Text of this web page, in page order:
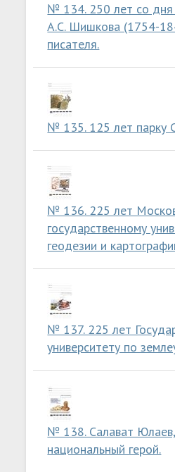
№ 134. 250 лет со
А.С. Шишкова (1754-
писателя.
№ 135. 125 лет парку
№ 136. 225 лет
государственному
геодезии и
№ 137. 225 лет
университету по
№ 138. Салават
национальный герой.